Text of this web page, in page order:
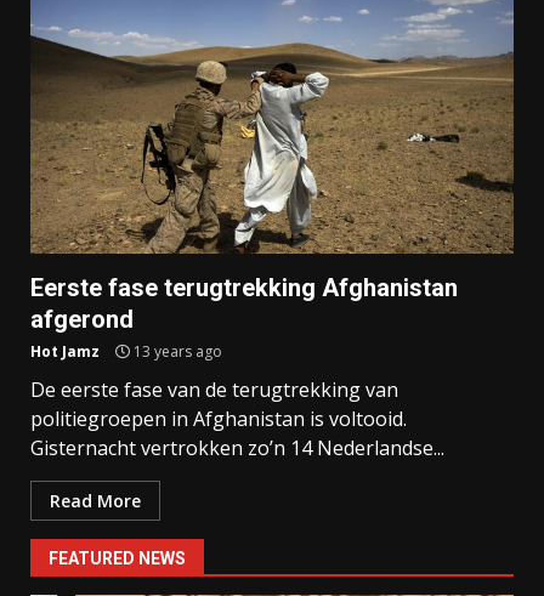
Eerste fase terugtrekking Afghanistan
afgerond
Hot Jamz 13 years ago
De eerste fase van de terugtrekking van
politiegroepen in Afghanistan is voltooid.
Gisternacht vertrokken zo’n 14 Nederlandse...
Read More
FEATURED NEWS